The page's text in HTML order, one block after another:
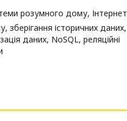
розумного дому, Інтернет
зберігання історичних даних,
даних, NoSQL, реляційні